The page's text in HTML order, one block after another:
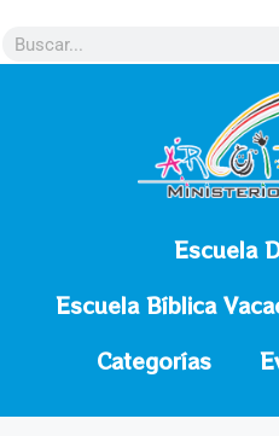
Escuela
Escuela Bíblica
Categorías